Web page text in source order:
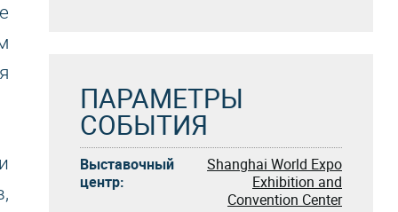
ПАРАМЕТРЫ
СОБЫТИЯ
Выставочный
центр:
Shanghai World Expo
Exhibition and
Convention Center